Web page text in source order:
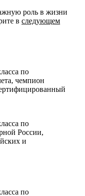
роль в жизни
в следующем
по
чемпион
по
России,
и
по